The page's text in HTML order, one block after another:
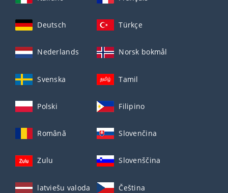
Deutsch Türkçe
Nederlands Norsk bokmål
Svenska Tamil
Polski Filipino
Română Slovenčina
Zulu Slovenščina
latviešu valoda Čeština